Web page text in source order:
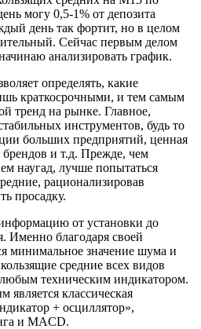
могу 0,5-1% от депозита
день так фортит, но в целом
Сейчас первым делом
анализировать график.
определять, какие
краткосрочными, и тем самым
тренд на рынке. Главное,
инструментов, будь то
больших предприятий, ценная
и т.д. Прежде, чем
наугад, лучше попытаться
рационализировав
просадку.
от установки до
Именно благодаря своей
минимальное значение шума и
средние всех видов
техническим индикатором.
является классическая
+ осциллятор»,
и MACD.